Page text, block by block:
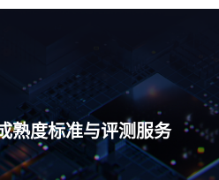
熟度标准与评测服务